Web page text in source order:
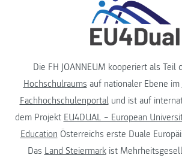
Die FH JOANNEUM kooperiert als Teil
Hochschulraums auf nationaler Ebene im
Fachhochschulenportalund ist auf
dem Projekt EU4DUAL – European
Education Österreichs erste Duale
Das Land Steiermarkist